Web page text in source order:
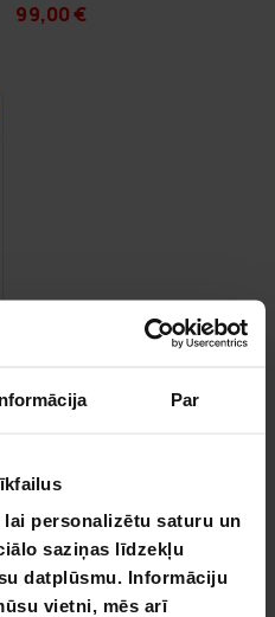
Par
personalizētu saturu un
saziņas līdzekļu
datplūsmu. Informāciju
vietni, mēs arī
99,00 €